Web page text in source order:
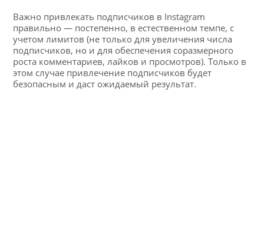
Важно привлекать подписчиков в Instagram
правильно — постепенно, в естественном темпе, с
учетом лимитов (не только для увеличения числа
подписчиков, но и для обеспечения соразмерного
роста комментариев, лайков и просмотров). Только в
этом случае привлечение подписчиков будет
безопасным и даст ожидаемый результат.